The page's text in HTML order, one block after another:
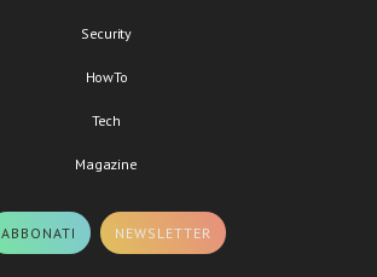
Security
HowTo
Tech
Magazine
ABBONATI NEWSLETTER